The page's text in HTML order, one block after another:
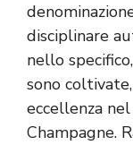
disciplinare
nello
sono
eccellenza
Champagne.